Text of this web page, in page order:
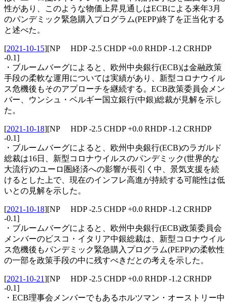
性があり、このような物価上昇見通しはECBによる来年3月
のパンデミック緊急購入プログラム(PEPP)終了を正当化する
と述べた。
[2021-10-15][NP HDP -2.5 CHDP +0.0 RHDP -1.2 CRHDP
-0.1]
・ブルームバーグによると、欧州中央銀行(ECB)は金融政策
手段の柔軟な運用については実績があり、新型コロナウイル
ス危機後もそのアプローチを継続する。ECB政策委員会メン
バー、ウンシュ・ベルギー国立銀行(中銀)総裁が見解を示し
た。
[2021-10-18][NP HDP -2.5 CHDP +0.0 RHDP -1.2 CRHDP
-0.1]
・ブルームバーグによると、欧州中央銀行(ECB)のラガルド
総裁は16日、新型コロナウイルスのパンデミック(世界的な
大流行)のユーロ圏経済への影響が長引く中、景気支援を続
けるとした上で、現在のインフレ高進が持続する可能性は低
いとの見解を示した。
[2021-10-18][NP HDP -2.5 CHDP +0.0 RHDP -1.2 CRHDP
-0.1]
・ブルームバーグによると、欧州中央銀行(ECB)政策委員会
メンバーのビスコ・イタリア中銀総裁は、新型コロナウイル
ス危機後もパンデミック緊急購入プログラム(PEPP)の柔軟性
の一部を政策手段の中に残すべきだとの考えを示した。
[2021-10-21][NP HDP -2.5 CHDP +0.0 RHDP -1.2 CRHDP
-0.1]
・ECB理事会メンバーでもあるホルツマン・オーストリー中